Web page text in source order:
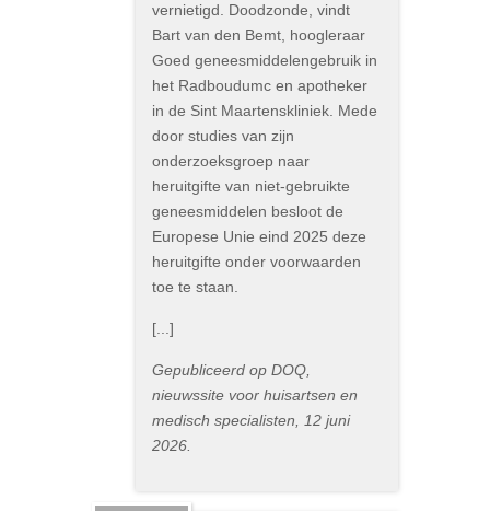
vernietigd. Doodzonde, vindt
Bart van den Bemt, hoogleraar
Goed geneesmiddelengebruik in
het Radboudumc en apotheker
in de Sint Maartenskliniek. Mede
door studies van zijn
onderzoeksgroep naar
heruitgifte van niet-gebruikte
geneesmiddelen besloot de
Europese Unie eind 2025 deze
heruitgifte onder voorwaarden
toe te staan.
[...]
Gepubliceerd op DOQ,
nieuwssite voor huisartsen en
medisch specialisten, 12 juni
2026.